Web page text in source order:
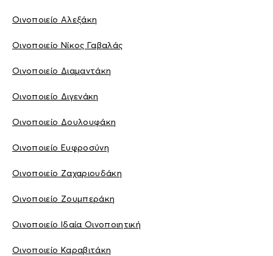
Οινοποιείο Αλεξάκη
Οινοποιείο Νίκος Γαβαλάς
Οινοποιείο Διαμαντάκη
Οινοποιείο Διγενάκη
Οινοποιείο Δουλουφάκη
Οινοποιείο Ευφροσύνη
Οινοποιείο Ζαχαριουδάκη
Οινοποιείο Ζουμπεράκη
Οινοποιείο Ιδαία Οινοποιητική
Οινοποιείο Καραβιτάκη